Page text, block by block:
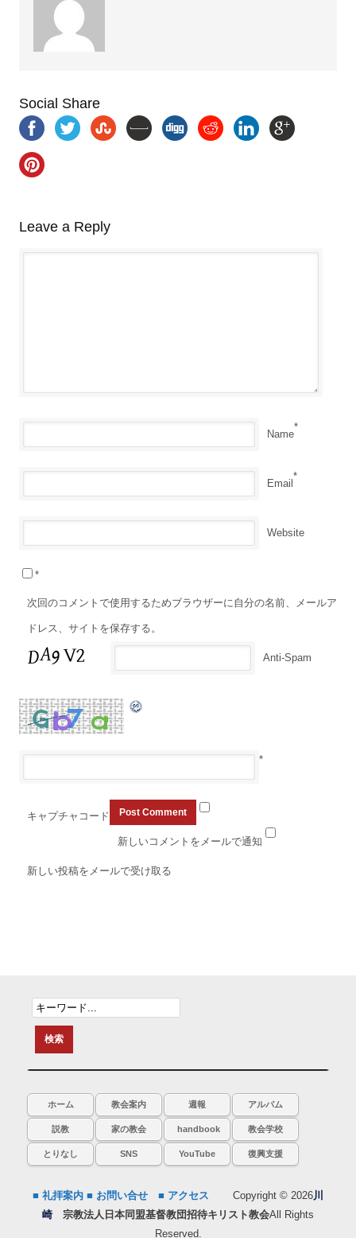
Social Share
Leave a Reply
Name
*
Email
*
Website
次回のコメントで使用するためブラウザーに自分の名前、メールア
ドレス、サイトを保存する。
Anti-Spam
*
キャプチャコード
*
新しいコメントをメールで通知
新しい投稿をメールで受け取る
ホーム 教会案内 週報 アルバム
説教 家の教会 handbook 教会学校
とりなし SNS YouTube 復興支援
■ 礼拝案内 ■ お問い合せ ■ アクセス Copyright © 2026川
崎
宗教法人日本同盟基督教団招待キリスト教会All Rights
Reserved.